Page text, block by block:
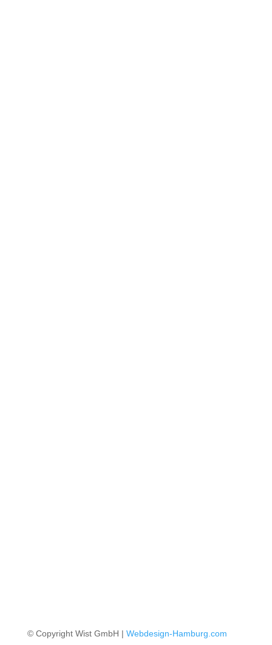
© Copyright Wist GmbH | Webdesign-Hamburg.com